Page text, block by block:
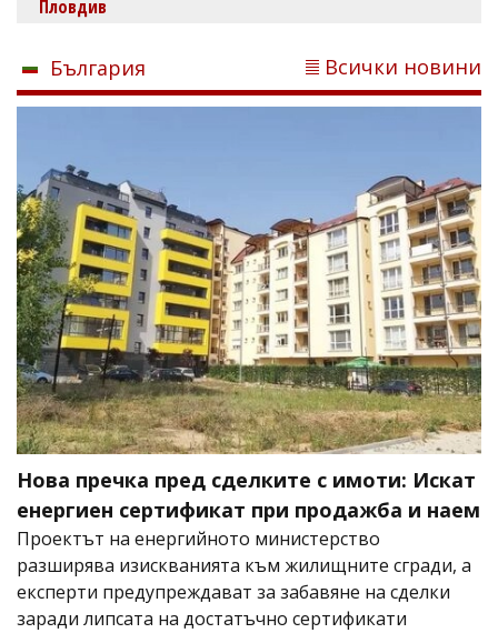
Пловдив
България Всички новини
Нова пречка пред сделките с имоти: Искат
енергиен сертификат при продажба и наем
Проектът на енергийното министерство
разширява изискванията към жилищните сгради, а
експерти предупреждават за забавяне на сделки
заради липсата на достатъчно сертификати